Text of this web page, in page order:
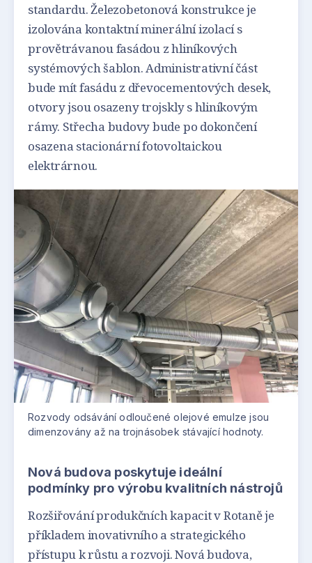
standardu. Železobetonová konstrukce je
izolována kontaktní minerální izolací s
provětrávanou fasádou z hliníkových
systémových šablon. Administrativní část
bude mít fasádu z dřevocementových desek,
otvory jsou osazeny trojskly s hliníkovým
rámy. Střecha budovy bude po dokončení
osazena stacionární fotovoltaickou
elektrárnou.
Rozvody odsávání odloučené olejové emulze jsou
dimenzovány až na trojnásobek stávající hodnoty.
Nová budova poskytuje ideální
podmínky pro výrobu kvalitních nástrojů
Rozšiřování produkčních kapacit v Rotaně je
příkladem inovativního a strategického
přístupu k růstu a rozvoji. Nová budova,